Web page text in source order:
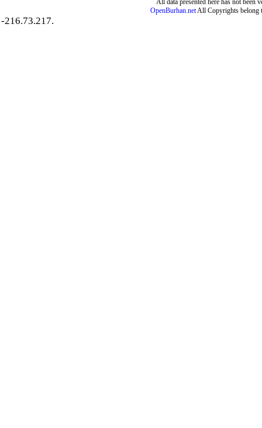
All data presented here has not been
OpenBurhan.netAll Copyrights belong
-216.73.217.